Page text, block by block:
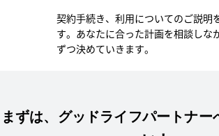
契約手続き、利用についてのご説明
す。あなたに合った計画を相談しな
ずつ決めていきます。
まずは、グッドライフパートナー